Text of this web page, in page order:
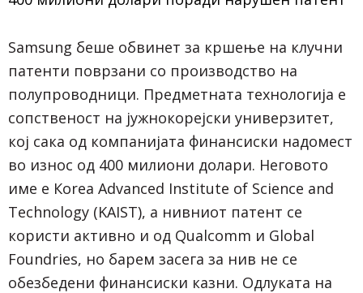
Samsung беше обвинет за кршење на клучни
патенти поврзани со производство на
полупроводници. Предметната технологија е
сопственост на јужнокорејски универзитет,
кој сака од компанијата финансиски надомест
во износ од 400 милиони долари. Неговото
име е Кorea Advanced Institute of Science and
Technology (KAIST), а нивниот патент се
користи активно и од Qualcomm и Global
Foundries, но барем засега за нив не се
обезбедени финансиски казни. Одлуката на